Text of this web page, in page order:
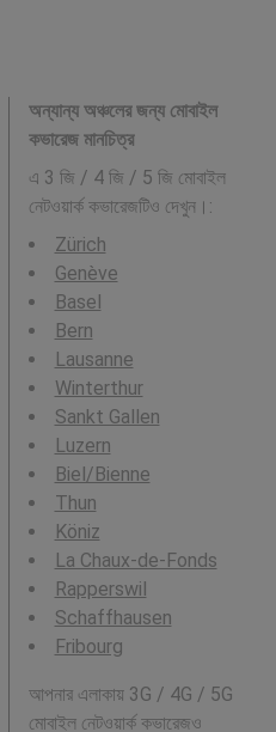
অন্যান্য অঞ্চলের জন্য মোবাইল
কভারেজ মানচিত্র
এ 3 জি / 4 জি / 5 জি মোবাইল
নেটওয়ার্ক কভারেজটিও দেখুন।:
Zürich
Genève
Basel
Bern
Lausanne
Winterthur
Sankt Gallen
Luzern
Biel/Bienne
Thun
Köniz
La Chaux-de-Fonds
Rapperswil
Schaffhausen
Fribourg
আপনার এলাকায় 3G / 4G / 5G
মোবাইল নেটওয়ার্ক কভারেজও